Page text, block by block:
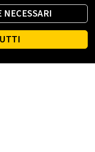
NECESSARI